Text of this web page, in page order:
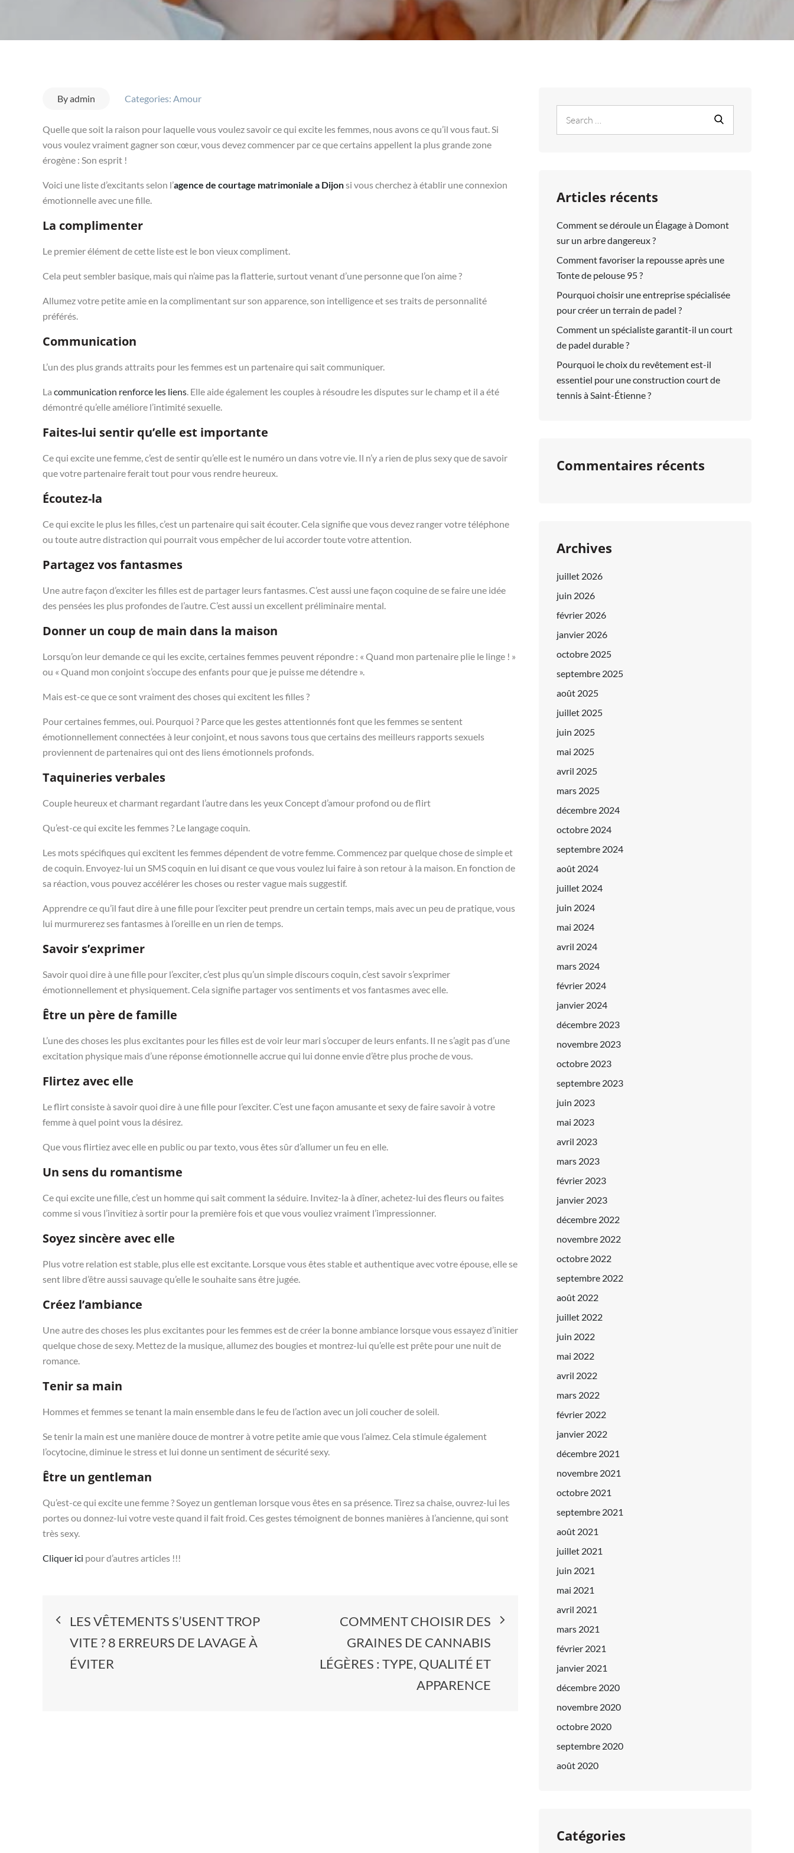
Byadmin Categories: Amour
Quelle que soit la raison pour laquelle vous voulez savoir ce qui excite les femmes, nous avons ce qu’il vous faut. Si
vous voulez vraiment gagner son cœur, vous devez commencer par ce que certains appellent la plus grande zone
érogène : Son esprit !
Voici une liste d’excitants selon l’agence de courtage matrimoniale a Dijonsi vous cherchez à établir une connexion
émotionnelle avec une fille.
La complimenter
Le premier élément de cette liste est le bon vieux compliment.
Cela peut sembler basique, mais qui n’aime pas la flatterie, surtout venant d’une personne que l’on aime ?
Allumez votre petite amie en la complimentant sur son apparence, son intelligence et ses traits de personnalité
préférés.
Communication
L’un des plus grands attraits pour les femmes est un partenaire qui sait communiquer.
La communication renforce les liens. Elle aide également les couples à résoudre les disputes sur le champ et il a été
démontré qu’elle améliore l’intimité sexuelle.
Faites-lui sentir qu’elle est importante
Ce qui excite une femme, c’est de sentir qu’elle est le numéro un dans votre vie. Il n’y a rien de plus sexy que de savoir
que votre partenaire ferait tout pour vous rendre heureux.
Écoutez-la
Ce qui excite le plus les filles, c’est un partenaire qui sait écouter. Cela signifie que vous devez ranger votre téléphone
ou toute autre distraction qui pourrait vous empêcher de lui accorder toute votre attention.
Partagez vos fantasmes
Une autre façon d’exciter les filles est de partager leurs fantasmes. C’est aussi une façon coquine de se faire une idée
des pensées les plus profondes de l’autre. C’est aussi un excellent préliminaire mental.
Donner un coup de main dans la maison
Lorsqu’on leur demande ce qui les excite, certaines femmes peuvent répondre : « Quand mon partenaire plie le linge ! »
ou « Quand mon conjoint s’occupe des enfants pour que je puisse me détendre ».
Mais est-ce que ce sont vraiment des choses qui excitent les filles ?
Pour certaines femmes, oui. Pourquoi ? Parce que les gestes attentionnés font que les femmes se sentent
émotionnellement connectées à leur conjoint, et nous savons tous que certains des meilleurs rapports sexuels
proviennent de partenaires qui ont des liens émotionnels profonds.
Taquineries verbales
Couple heureux et charmant regardant l’autre dans les yeux Concept d’amour profond ou de flirt
Qu’est-ce qui excite les femmes ? Le langage coquin.
Les mots spécifiques qui excitent les femmes dépendent de votre femme. Commencez par quelque chose de simple et
de coquin. Envoyez-lui un SMS coquin en lui disant ce que vous voulez lui faire à son retour à la maison. En fonction de
sa réaction, vous pouvez accélérer les choses ou rester vague mais suggestif.
Apprendre ce qu’il faut dire à une fille pour l’exciter peut prendre un certain temps, mais avec un peu de pratique, vous
lui murmurerez ses fantasmes à l’oreille en un rien de temps.
Savoir s’exprimer
Savoir quoi dire à une fille pour l’exciter, c’est plus qu’un simple discours coquin, c’est savoir s’exprimer
émotionnellement et physiquement. Cela signifie partager vos sentiments et vos fantasmes avec elle.
Être un père de famille
L’une des choses les plus excitantes pour les filles est de voir leur mari s’occuper de leurs enfants. Il ne s’agit pas d’une
excitation physique mais d’une réponse émotionnelle accrue qui lui donne envie d’être plus proche de vous.
Flirtez avec elle
Le flirt consiste à savoir quoi dire à une fille pour l’exciter. C’est une façon amusante et sexy de faire savoir à votre
femme à quel point vous la désirez.
Que vous flirtiez avec elle en public ou par texto, vous êtes sûr d’allumer un feu en elle.
Un sens du romantisme
Ce qui excite une fille, c’est un homme qui sait comment la séduire. Invitez-la à dîner, achetez-lui des fleurs ou faites
comme si vous l’invitiez à sortir pour la première fois et que vous vouliez vraiment l’impressionner.
Soyez sincère avec elle
Plus votre relation est stable, plus elle est excitante. Lorsque vous êtes stable et authentique avec votre épouse, elle se
sent libre d’être aussi sauvage qu’elle le souhaite sans être jugée.
Créez l’ambiance
Une autre des choses les plus excitantes pour les femmes est de créer la bonne ambiance lorsque vous essayez d’initier
quelque chose de sexy. Mettez de la musique, allumez des bougies et montrez-lui qu’elle est prête pour une nuit de
romance.
Tenir sa main
Hommes et femmes se tenant la main ensemble dans le feu de l’action avec un joli coucher de soleil.
Se tenir la main est une manière douce de montrer à votre petite amie que vous l’aimez. Cela stimule également
l’ocytocine, diminue le stress et lui donne un sentiment de sécurité sexy.
Être un gentleman
Qu’est-ce qui excite une femme ? Soyez un gentleman lorsque vous êtes en sa présence. Tirez sa chaise, ouvrez-lui les
portes ou donnez-lui votre veste quand il fait froid. Ces gestes témoignent de bonnes manières à l’ancienne, qui sont
très sexy.
Cliquer ici pour d’autres articles !!!
Navigation
de
l’article
LES VÊTEMENTS S’USENT TROP
VITE ? 8 ERREURS DE LAVAGE À
ÉVITER
COMMENT CHOISIR DES
GRAINES DE CANNABIS
LÉGÈRES : TYPE, QUALITÉ ET
APPARENCE
for:
Articles récents
Comment se déroule un Élagage à Domont
sur un arbre dangereux ?
Comment favoriser la repousse après une
Tonte de pelouse 95 ?
Pourquoi choisir une entreprise spécialisée
pour créer un terrain de padel ?
Comment un spécialiste garantit-il un court
de padel durable ?
Pourquoi le choix du revêtement est-il
essentiel pour une construction court de
tennis à Saint-Étienne ?
Commentaires récents
Archives
juillet 2026
juin 2026
février 2026
janvier 2026
octobre 2025
septembre 2025
août 2025
juillet 2025
juin 2025
mai 2025
avril 2025
mars 2025
décembre 2024
octobre 2024
septembre 2024
août 2024
juillet 2024
juin 2024
mai 2024
avril 2024
mars 2024
février 2024
janvier 2024
décembre 2023
novembre 2023
octobre 2023
septembre 2023
juin 2023
mai 2023
avril 2023
mars 2023
février 2023
janvier 2023
décembre 2022
novembre 2022
octobre 2022
septembre 2022
août 2022
juillet 2022
juin 2022
mai 2022
avril 2022
mars 2022
février 2022
janvier 2022
décembre 2021
novembre 2021
octobre 2021
septembre 2021
août 2021
juillet 2021
juin 2021
mai 2021
avril 2021
mars 2021
février 2021
janvier 2021
décembre 2020
novembre 2020
octobre 2020
septembre 2020
août 2020
Catégories